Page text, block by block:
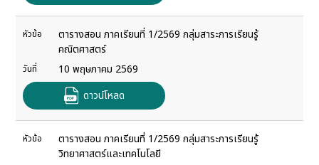
หัวข้อ
ตารางสอน ภาคเรียนที่ 1/2569 กลุ่มสาระการเรียนรู้
คณิตศาสตร์
วันที่
10 พฤษภาคม 2569
ดาวน์โหลด
หัวข้อ
ตารางสอน ภาคเรียนที่ 1/2569 กลุ่มสาระการเรียนรู้
วิทยาศาสตร์และเทคโนโลยี